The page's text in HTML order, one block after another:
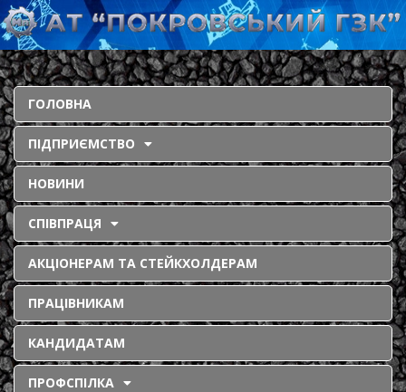
ГОЛОВНА
ПІДПРИЄМСТВО
НОВИНИ
СПІВПРАЦЯ
АКЦІОНЕРАМ ТА СТЕЙКХОЛДЕРАМ
ПРАЦІВНИКАМ
КАНДИДАТАМ
ПРОФСПІЛКА